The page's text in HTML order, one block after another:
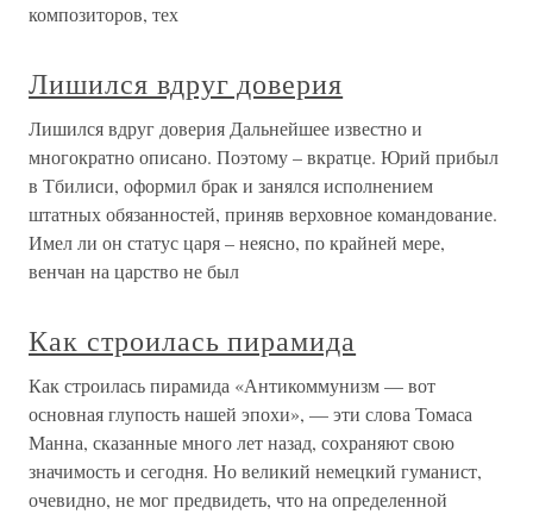
композиторов, тех
Лишился вдруг доверия
Лишился вдруг доверия Дальнейшее известно и
многократно описано. Поэтому – вкратце. Юрий прибыл
в Тбилиси, оформил брак и занялся исполнением
штатных обязанностей, приняв верховное командование.
Имел ли он статус царя – неясно, по крайней мере,
венчан на царство не был
Как строилась пирамида
Как строилась пирамида «Антикоммунизм — вот
основная глупость нашей эпохи», — эти слова Томаса
Манна, сказанные много лет назад, сохраняют свою
значимость и сегодня. Но великий немецкий гуманист,
очевидно, не мог предвидеть, что на определенной